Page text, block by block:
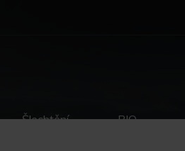
Šlechtění BIO